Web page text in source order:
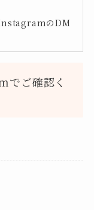
のDM
ご確認く